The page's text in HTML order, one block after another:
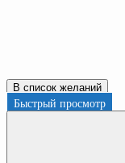
В список желаний
Быстрый просмотр